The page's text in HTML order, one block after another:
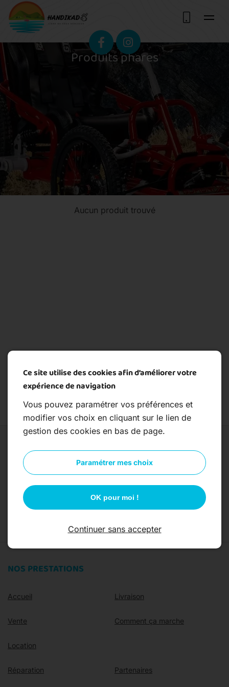
Produits phares
Aucun produit trouvé
NOS PRESTATIONS
Accueil Livraison
Vente
Location
Comment ça marche
Réparation Partenaires
Ce site utilise des cookies afin d’améliorer votre
expérience de navigation
Vous pouvez paramétrer vos préférences et
modifier vos choix en cliquant sur le lien de
gestion des cookies en bas de page.
Paramétrer mes choix
OK pour moi !
Continuer sans accepter